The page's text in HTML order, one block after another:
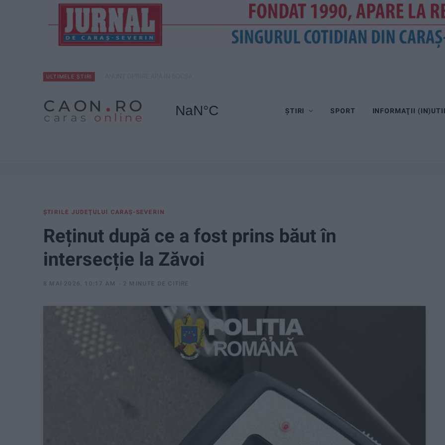
ULTIMELE ȘTIRI
ȘTIRI SPORT INFORMAŢII
ŞTIRILE JUDEŢULUI CARAŞ-SEVERIN
Reținut după ce a fost prins băut în
intersecție la Zăvoi
8 MAI 2026, 10:17 AM 2 MINUTE DE CITIRE